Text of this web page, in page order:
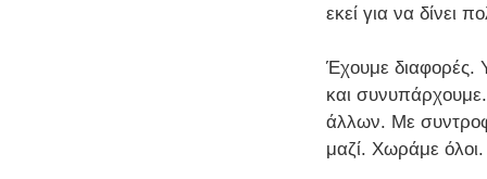
εκεί για να δίνει
Έχουμε διαφορές.
και συνυπάρχουμε.
άλλων. Με
μαζί. Χωράμε